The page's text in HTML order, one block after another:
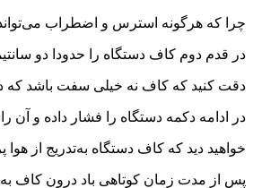
چرا که هرگونه استرس و اضطراب می‌تواند
در قدم دوم کاف دستگاه را حدودا دو
دقت کنید که کاف نه خیلی سفت باشد که
در ادامه دکمه دستگاه را فشار داده و آن
خواهید دید که کاف دستگاه به‌تدریج از
پس از مدت زمان کوتاهی باد درون کاف